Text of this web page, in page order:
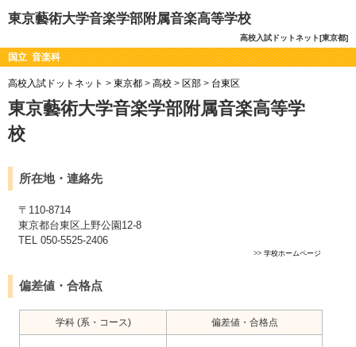
東京藝術大学音楽学部附属音楽高等学校
高校入試ドットネット[東京都]
国立 音楽科
高校入試ドットネット > 東京都 > 高校 > 区部 > 台東区
東京藝術大学音楽学部附属音楽高等学
校
所在地・連絡先
〒110-8714
東京都台東区上野公園12-8
TEL 050-5525-2406
>>学校ホームページ
偏差値・合格点
学科 (系・コース) 偏差値・合格点